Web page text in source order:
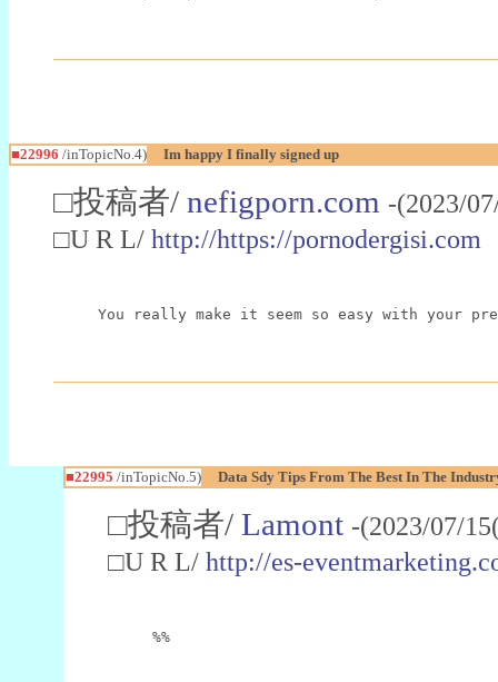
■22996 /inTopicNo.4) Im happy I finally signed up
□投稿者/ nefigporn.com -(2023/
□U R L/ http://https://pornodergisi.com
You really make it seem so easy with your
■22995 /inTopicNo.5) Data Sdy Tips From The Best In The
□投稿者/ Lamont -(2023/07/
□U R L/ http://es-
%%